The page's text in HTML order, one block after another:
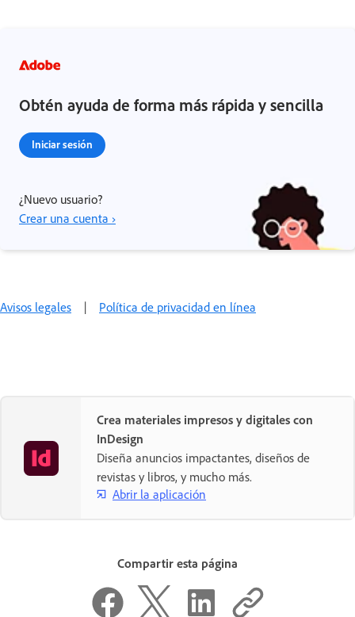
Obtén ayuda de forma más rápida y sencilla
Iniciar sesión
¿Nuevo usuario?
Crear una cuenta ›
Avisos legales | Política de privacidad en línea
Crea materiales impresos y digitales con
InDesign
Diseña anuncios impactantes, diseños de
revistas y libros, y mucho más.
Abrir la aplicación
Compartir esta página